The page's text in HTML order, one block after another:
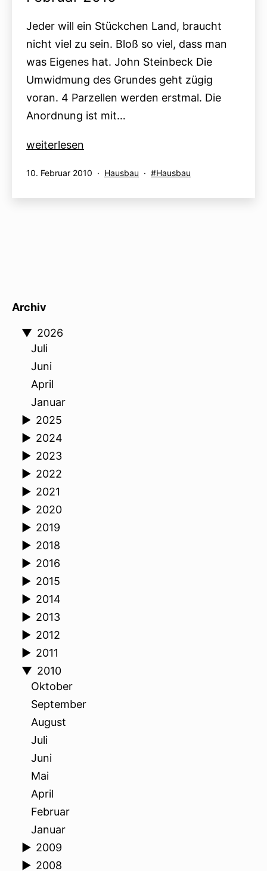
Jeder will ein Stückchen Land, braucht
nicht viel zu sein. Bloß so viel, dass man
was Eigenes hat. John Steinbeck Die
Umwidmung des Grundes geht zügig
voran. 4 Parzellen werden erstmal. Die
Anordnung ist mit…
Februar
weiterlesen
Veröffentlicht
10. Februar 2010
Kategorisiert
Hausbau
Verschlagwortet
Hausbau
Archiv
▼ 2026
Juli
Juni
April
Januar
► 2025
► 2024
► 2023
► 2022
► 2021
► 2020
► 2019
► 2018
► 2016
► 2015
► 2014
► 2013
► 2012
► 2011
▼ 2010
Oktober
September
August
Juli
Juni
Mai
April
Februar
Januar
► 2009
► 2008